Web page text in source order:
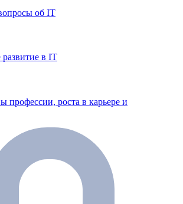
об IT
в IT
профессии, роста в карьере и